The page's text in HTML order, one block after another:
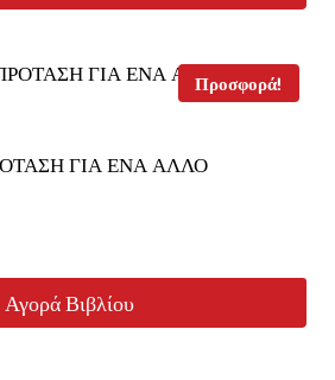
Προσφορά!
ΓΙΑ ΕΝΑ ΑΛΛΟ
Αγορά Βιβλίου